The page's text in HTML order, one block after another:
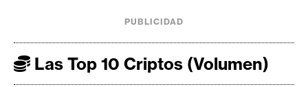
PUBLICIDAD
Las Top 10 Criptos (Volumen)